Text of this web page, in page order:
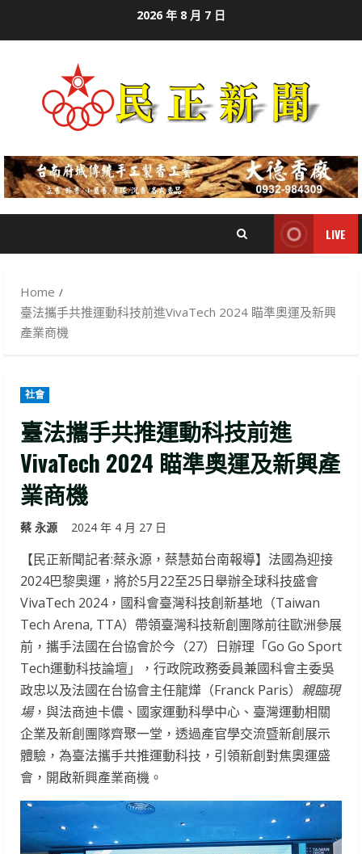
2026 年 8 月 7 日
LIVE
Home
臺法攜手共推運動科技前進VivaTech 2024 瞄準奧運及新興
產業商機
社會
臺法攜手共推運動科技前進
VivaTech 2024 瞄準奧運及新興產
業商機
蔡 永源 2024 年 4 月 27 日
【民正新聞記者:蔡永源，蔡慧茹台南報導】法國為迎接
2024巴黎奧運，將於5月22至25日舉辦全球科技盛會
VivaTech 2024，國科會臺灣科技創新基地（Taiwan
Tech Arena, TTA）帶領臺灣科技新創團隊前往歐洲參展
前，攜手法國在台協會於今（27）日辦理「Go Go Sport
Tech運動科技論壇」，行政院政務委員兼國科會主委吳
政忠以及法國在台協會主任龍燁（Franck Paris） 親臨現
場，與法商迪卡儂、國家運動科學中心、臺灣運動相關
企業及新創團隊齊聚一堂，透過產官學交流暨新創展示
體驗，為臺法攜手共推運動科技，引領新創對焦奧運盛
會，開啟新興產業商機。